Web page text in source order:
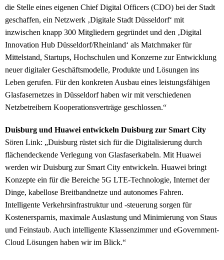
die Stelle eines eigenen Chief Digital Officers (CDO) bei der Stadt
geschaffen, ein Netzwerk ‚Digitale Stadt Düsseldorf‘ mit
inzwischen knapp 300 Mitgliedern gegründet und den ‚Digital
Innovation Hub Düsseldorf/Rheinland‘ als Matchmaker für
Mittelstand, Startups, Hochschulen und Konzerne zur Entwicklung
neuer digitaler Geschäftsmodelle, Produkte und Lösungen ins
Leben gerufen. Für den konkreten Ausbau eines leistungsfähigen
Glasfasernetzes in Düsseldorf haben wir mit verschiedenen
Netzbetreibern Kooperationsverträge geschlossen.“
Duisburg und Huawei entwickeln Duisburg zur Smart City
Sören Link: „Duisburg rüstet sich für die Digitalisierung durch
flächendeckende Verlegung von Glasfaserkabeln. Mit Huawei
werden wir Duisburg zur Smart City entwickeln. Huawei bringt
Konzepte ein für die Bereiche 5G LTE-Technologie, Internet der
Dinge, kabellose Breitbandnetze und autonomes Fahren.
Intelligente Verkehrsinfrastruktur und -steuerung sorgen für
Kostenersparnis, maximale Auslastung und Minimierung von Staus
und Feinstaub. Auch intelligente Klassenzimmer und eGovernment-
Cloud Lösungen haben wir im Blick.“